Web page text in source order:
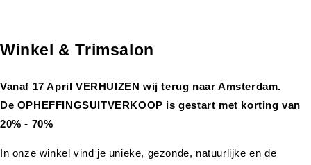
Winkel & Trimsalon
Vanaf 17 April VERHUIZEN wij terug naar Amsterdam.
De OPHEFFINGSUITVERKOOP is gestart met korting van
20% - 70%
In onze winkel vind je unieke, gezonde, natuurlijke en de